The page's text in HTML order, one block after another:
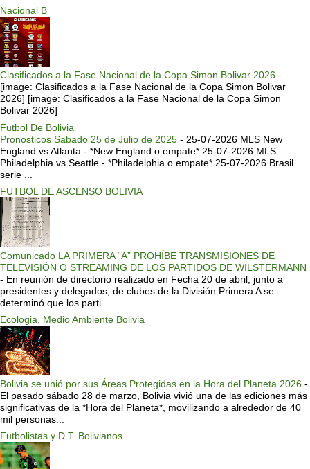
Nacional B
Clasificados a la Fase Nacional de la Copa Simon Bolivar 2026 -
[image: Clasificados a la Fase Nacional de la Copa Simon Bolivar
2026] [image: Clasificados a la Fase Nacional de la Copa Simon
Bolivar 2026]
Futbol De Bolivia
Pronosticos Sabado 25 de Julio de 2025 - 25-07-2026 MLS New
England vs Atlanta - *New England o empate* 25-07-2026 MLS
Philadelphia vs Seattle - *Philadelphia o empate* 25-07-2026 Brasil
serie ...
FUTBOL DE ASCENSO BOLIVIA
Comunicado LA PRIMERA “A” PROHÍBE TRANSMISIONES DE
TELEVISIÓN O STREAMING DE LOS PARTIDOS DE WILSTERMANN
- En reunión de directorio realizado en Fecha 20 de abril, junto a
presidentes y delegados, de clubes de la División Primera A se
determinó que los parti...
Ecologia, Medio Ambiente Bolivia
Bolivia se unió por sus Áreas Protegidas en la Hora del Planeta 2026 -
El pasado sábado 28 de marzo, Bolivia vivió una de las ediciones más
significativas de la *Hora del Planeta*, movilizando a alrededor de 40
mil personas...
Futbolistas y D.T. Bolivianos